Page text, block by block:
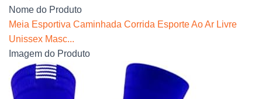
Nome do Produto
Meia Esportiva Caminhada Corrida Esporte Ao Ar Livre
Unissex Masc...
Imagem do Produto